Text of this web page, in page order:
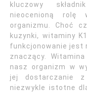
kluczowy
nieocenioną rolę
organizmu. Choć
kuzynki, witaminy
funkcjonowanie jest
znaczący.
nasz organizm w
jej dostarczanie
niezwykle istotne